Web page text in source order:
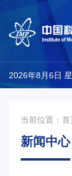
2026年8月6日
当前位置： 首
新闻中心